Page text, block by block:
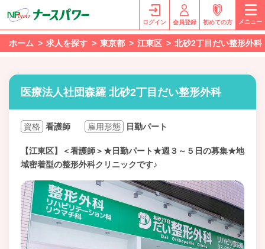
ログイン 会員登録 初めての方 メニュー
ホーム 求人を探す 東京都 江東区 北砂2丁目だい整形外科
医療法人社団森羅 北砂2丁目だい整形外科
資格 看護師 雇用形態 日勤パート
【江東区】＜看護師＞★日勤パート★週３～５日の募集★地
域密着型の整形外科クリニックです♪